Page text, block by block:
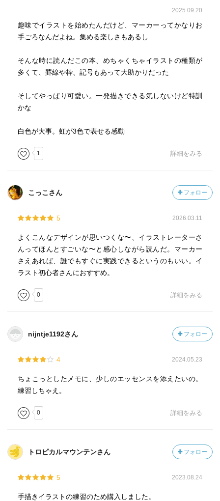
2025.09.20
趣味でイラストを始めたんだけど、マーカーってかなりお
手ごろなんだよね。集める楽しさもあるし
そんな時に読んだこの本、めちゃくちゃイラストの種類が
多くて、罫線や枠、記号もあって大助かりだった
そしてやっぱり可愛い。一発描きできる気しないけど特訓
かな
白色が大事。虹が3色で表せる感動
1 詳細をみる
こっこさん フォロー
5 2026.03.11
よくこんなデザインが思いつくな〜、イラストレーターさ
んってほんとすごいな〜と感心しながら読んだ。マーカー
さえあれば、誰でもすぐに実践できるというのもいい。イ
ラスト初心者さんにおすすめ。
0 詳細をみる
nijntje1192さん フォロー
4 2024.05.23
ちょこっとしたメモに、少しのエッセンスを添えたいの。
練習しちゃえ。
0 詳細をみる
トロピカルマウンテンさん フォロー
5 2023.08.24
手描きイラストの練習のため購入しました。